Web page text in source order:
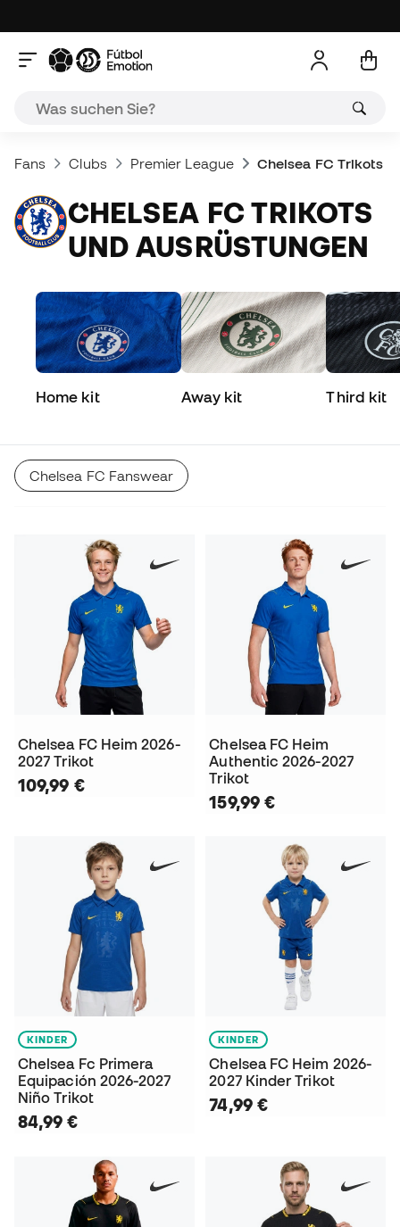
Fans Clubs Premier League Chelsea FC Trikots
CHELSEA FC TRIKOTS
UND AUSRÜSTUNGEN
Home kit Away kit Third kit
Chelsea FC Fanswear
Chelsea FC Heim 2026-
2027 Trikot
109,99 €
Chelsea FC Heim
Authentic 2026-2027
Trikot
159,99 €
KINDER
Chelsea Fc Primera
Equipación 2026-2027
Niño Trikot
84,99 €
KINDER
Chelsea FC Heim 2026-
2027 Kinder Trikot
74,99 €